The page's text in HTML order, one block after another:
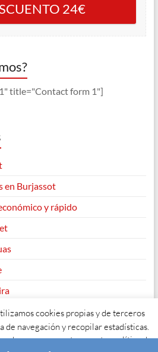
24€
title="Contact form 1"]
en Burjassot
y rápido
derechos reservados. TemaSpaciousde
cookies propias y de terceros
de navegación y recopilar estadísticas.
que aceptas nuestra política de